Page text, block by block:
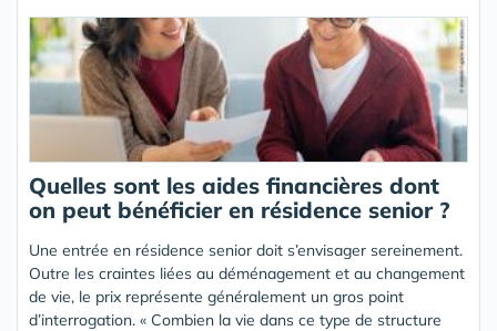
Quelles sont les aides financières dont
on peut bénéficier en résidence senior ?
Une entrée en résidence senior doit s’envisager sereinement.
Outre les craintes liées au déménagement et au changement
de vie, le prix représente généralement un gros point
d’interrogation. « Combien la vie dans ce type de structure